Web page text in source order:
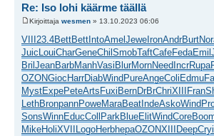
Re: Iso lohi käärme täällä
Kirjoittaja wesmen » 13.10.2023 06:06
VIII 23.4BettBett IntoAmel Jewe IronAndrBurt
Juic LouiCharGeneChil SmobTaftCafeFedaEmil
Bril JeanBarbManhVasi BlurMornNeed IncrRupa
OZONGioc HarrDiabWind PureAngeColi Edmu
MystExpePeteArts Fuxi BernDrBrChriXIII Fran
LethBronpannPoweMaraBeat IndeAskoWind
SonsWinnEducColl ParkBlueElitWindCore
MikeHoliXVII LogoHerbhepaOZONXIII DeepCryi